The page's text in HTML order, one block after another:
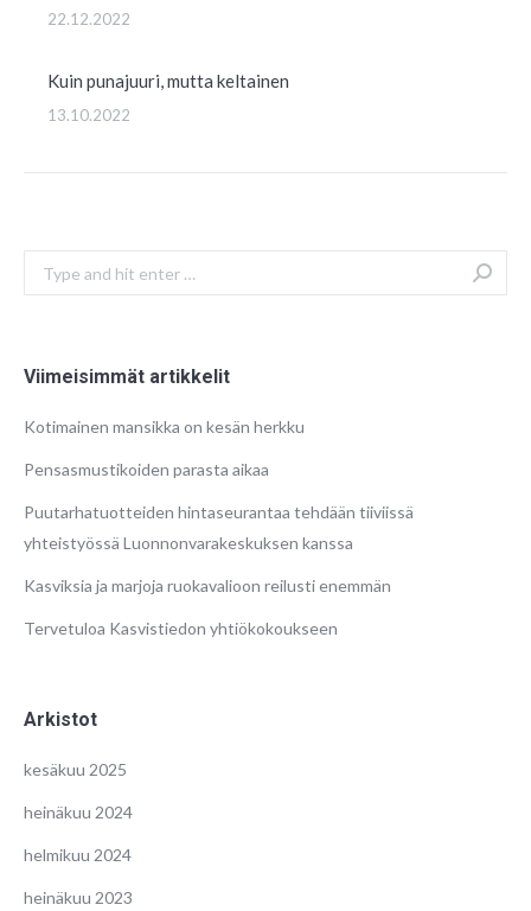
22.12.2022
Kuin punajuuri, mutta keltainen
13.10.2022
Search:
Viimeisimmät artikkelit
Kotimainen mansikka on kesän herkku
Pensasmustikoiden parasta aikaa
Puutarhatuotteiden hintaseurantaa tehdään tiiviissä
yhteistyössä Luonnonvarakeskuksen kanssa
Kasviksia ja marjoja ruokavalioon reilusti enemmän
Tervetuloa Kasvistiedon yhtiökokoukseen
Arkistot
kesäkuu 2025
heinäkuu 2024
helmikuu 2024
heinäkuu 2023